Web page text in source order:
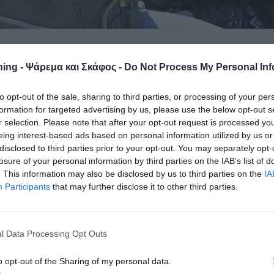
- Ψάρεμα και Σκάφος - Do Not Process My Personal
opt-out of the sale, sharing to third parties, or processing of your
for targeted advertising by us, please use the below opt-out
selection. Please note that after your opt-out request is processed
interest-based ads based on personal information utilized by us
to third parties prior to your opt-out. You may separately
of your personal information by third parties on the IAB’s list of
This information may also be disclosed by us to third parties on the
Participants that may further disclose it to other third parties.
Data Processing Opt Outs
opt-out of the Sharing of my personal data.
να µπορέσω ποτέ να τη χορτάσω. Ζω σε ένα άλλο νησί,
και εκεί. Η Κάλυµνος µου λείπει τροµερά! Τα νερά της
ηρεµίες εκεί, κόλποι αβαθείς και αµµουδιές µεγάλες.
βράχια και δεκάδες µέτρα ακριβώς κάτω από τα πόδια
µαύρα. Άγριος τόπος, άλλος τόπος. Ο τόπος µου.
και βρίσκονται σε άλλο πλανήτη το ένα, σε άλλο το άλλο…
πλησίαζαν οι µέρες. Στην Κάλυµνο πηγαίνω µια, το
είναι συνυφασµένα µε υποχρεώσεις. Ήταν η πρώτη φορά
για ψάρεµα!